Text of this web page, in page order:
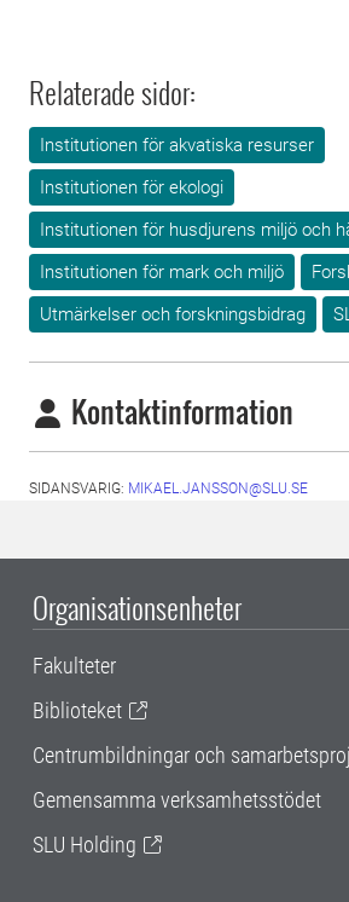
Relaterade sidor:
Institutionen för akvatiska resurser
Institutionen för ekologi
Institutionen för husdjurens miljö och
Institutionen för mark och miljö
Utmärkelser och forskningsbidrag
Kontaktinformation
SIDANSVARIG: MIKAEL.JANSSON@SLU.SE
Organisationsenheter
Fakulteter
Biblioteket
Centrumbildningar och
Gemensamma verksamhetsstödet
SLU Holding